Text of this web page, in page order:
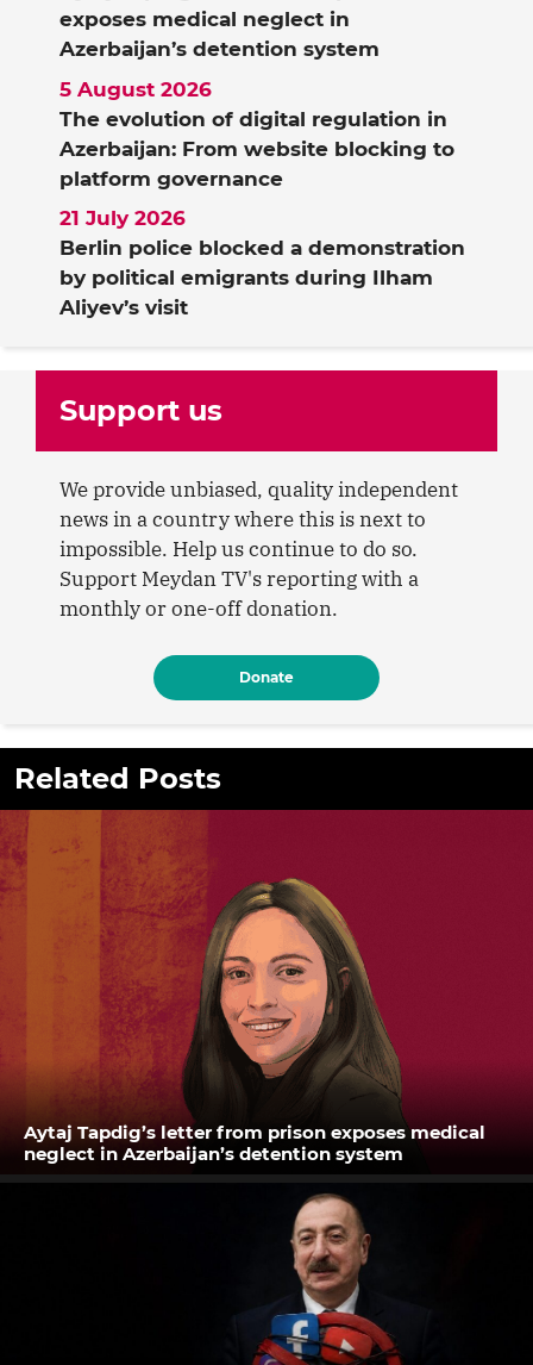
exposes medical neglect in
Azerbaijan’s detention system
The evolution of digital regulation in
Azerbaijan: From website blocking to
platform governance
5 August 2026
Berlin police blocked a demonstration
by political emigrants during Ilham
Aliyev’s visit
21 July 2026
Support us
We provide unbiased, quality independent
news in a country where this is next to
impossible. Help us continue to do so.
Support Meydan TV's reporting with a
monthly or one-off donation.
Donate
Related Posts
Aytaj Tapdig’s letter from prison exposes medical
neglect in Azerbaijan’s detention system